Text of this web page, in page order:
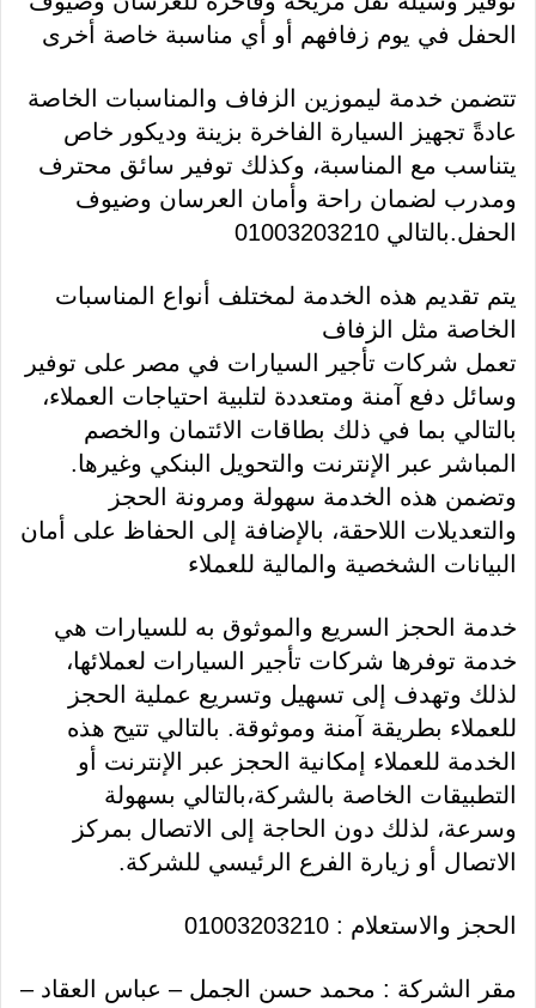
الحفل في يوم زفافهم أو أي مناسبة خاصة أخرى
تتضمن خدمة ليموزين الزفاف والمناسبات الخاصة
عادةً تجهيز السيارة الفاخرة بزينة وديكور خاص
يتناسب مع المناسبة، وكذلك توفير سائق محترف
ومدرب لضمان راحة وأمان العرسان وضيوف
الحفل.بالتالي 01003203210
يتم تقديم هذه الخدمة لمختلف أنواع المناسبات
الخاصة مثل الزفاف
تعمل شركات تأجير السيارات في مصر على توفير
وسائل دفع آمنة ومتعددة لتلبية احتياجات العملاء،
بالتالي بما في ذلك بطاقات الائتمان والخصم
المباشر عبر الإنترنت والتحويل البنكي وغيرها.
وتضمن هذه الخدمة سهولة ومرونة الحجز
والتعديلات اللاحقة، بالإضافة إلى الحفاظ على أمان
البيانات الشخصية والمالية للعملاء
خدمة الحجز السريع والموثوق به للسيارات هي
خدمة توفرها شركات تأجير السيارات لعملائها،
لذلك وتهدف إلى تسهيل وتسريع عملية الحجز
للعملاء بطريقة آمنة وموثوقة. بالتالي تتيح هذه
الخدمة للعملاء إمكانية الحجز عبر الإنترنت أو
التطبيقات الخاصة بالشركة،بالتالي بسهولة
وسرعة، لذلك دون الحاجة إلى الاتصال بمركز
الاتصال أو زيارة الفرع الرئيسي للشركة.
الحجز والاستعلام : 01003203210
مقر الشركة : محمد حسن الجمل – عباس العقاد –